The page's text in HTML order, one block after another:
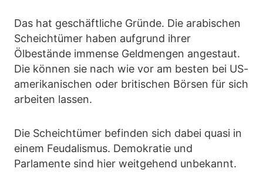
Das hat geschäftliche Gründe. Die arabischen
Scheichtümer haben aufgrund ihrer
Ölbestände immense Geldmengen angestaut.
Die können sie nach wie vor am besten bei US-
amerikanischen oder britischen Börsen für sich
arbeiten lassen.
Die Scheichtümer befinden sich dabei quasi in
einem Feudalismus. Demokratie und
Parlamente sind hier weitgehend unbekannt.